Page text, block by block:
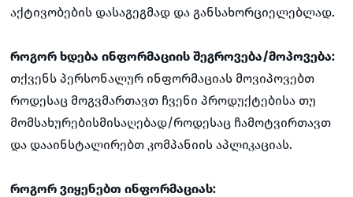
აქტივობების დასაგეგმად და განსახორციელებლად.
როგორ ხდება ინფორმაციის შეგროვება/მოპოვება:
თქვენს პერსონალურ ინფორმაციას მოვიპოვებთ
როდესაც მოგვმართავთ ჩვენი პროდუქტებისა თუ
მომსახურებისმისაღებად/როდესაც ჩამოტვირთავთ
და დააინსტალირებთ კომპანიის აპლიკაციას.
როგორ ვიყენებთ ინფორმაციას: